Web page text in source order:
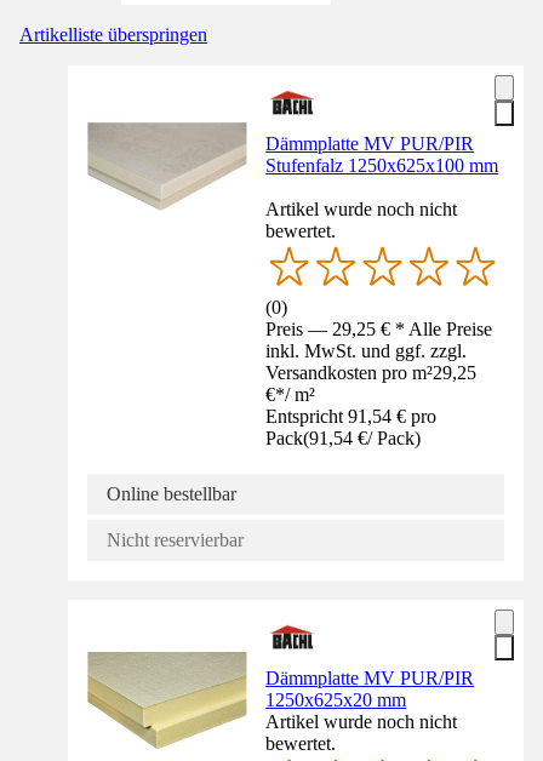
Artikelliste überspringen
Dämmplatte MV PUR/PIR
Stufenfalz 1250x625x100 mm
Artikel wurde noch nicht
bewertet.
(0)
Preis — 29,25 € * Alle Preise
inkl. MwSt. und ggf. zzgl.
Versandkosten pro m²29,25
€*/ m²
Entspricht 91,54 € pro
Pack(91,54 €/ Pack)
Online bestellbar
Nicht reservierbar
Dämmplatte MV PUR/PIR
1250x625x20 mm
Artikel wurde noch nicht
bewertet.